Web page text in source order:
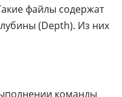
файлы содержат
(Depth). Из них
команды